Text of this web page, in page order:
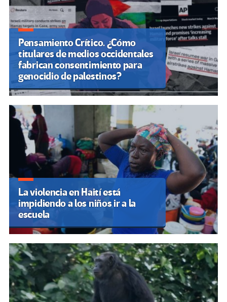
Pensamiento Crítico. ¿Cómo
titulares de medios occidentales
fabrican consentimiento para
genocidio de palestinos?
La violencia en Haití está
impidiendo a los niños ir a la
escuela